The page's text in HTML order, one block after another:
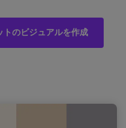
のビジュアルを作成